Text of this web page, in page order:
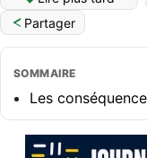
Partager
SOMMAIRE
Les